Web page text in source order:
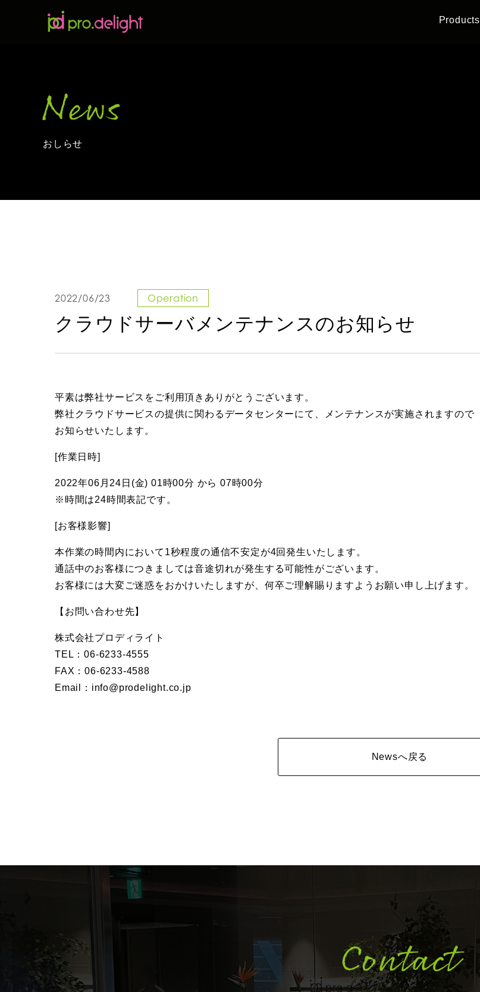
Products
News
おしらせ
2022/06/23 Operation
クラウドサーバメンテナンスのお知らせ
平素は弊社サービスをご利用頂きありがとうございます。
弊社クラウドサービスの提供に関わるデータセンターにて、メンテナンスが実施されますので
お知らせいたします。
[作業日時]
2022年06月24日(金) 01時00分 から 07時00分
※時間は24時間表記です。
[お客様影響]
本作業の時間内において1秒程度の通信不安定が4回発生いたします。
通話中のお客様につきましては音途切れが発生する可能性がございます。
お客様には大変ご迷惑をおかけいたしますが、何卒ご理解賜りますようお願い申し上げます。
【お問い合わせ先】
株式会社プロディライト
TEL：06-6233-4555
FAX：06-6233-4588
Email：info@prodelight.co.jp
Newsへ戻る
Contact